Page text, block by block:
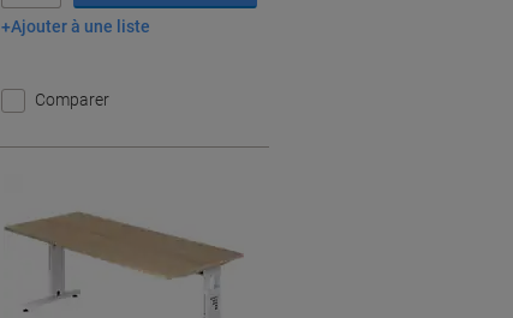
Ajouter au panier
Ajouter à une liste
Comparer